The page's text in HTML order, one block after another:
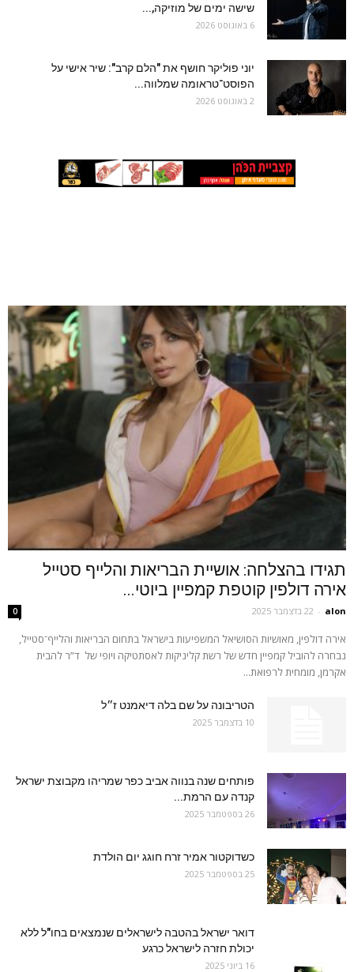
שישה ימים של מוזיקה,...
6 באוגוסט 2026
יוני פוליקר חושף את "הלם קרב": שיר אישי על
הפוסט־טראומה שמלווה...
2 באוגוסט 2026
תגידו בהצלחה: אושיית הבריאות והלייף סטייל
אירה דולפין קוטפת קמפיין ביוטי...
alon
- 22 בדצמבר 2025 0
אירה דולפין, מאושיות הסושיאל המשפיעות בישראל בתחום הבריאות והלייף־סטייל,
נבחרה להוביל קמפיין חדש של רשת קליניקות לאסתטיקה ויופי של ד”ר להבית
אקרמן, מומחית לרפואת...
הטריבונה על שם בלה דיאמנט ז״ל
10 בדצמבר 2025
פותחים שנה בנווה אביב כפר שמריהו מקבוצת ישראל
קנדה עם הרמת...
26 בספטמבר 2025
כשדוקטור אמיר זרח חוגג יום הולדת
25 בספטמבר 2025
דואר ישראל בהטבה לישראלים שנמצאים בחו"ל ללא
יכולת חזרה לישראל כרגע
16 ביוני 2025